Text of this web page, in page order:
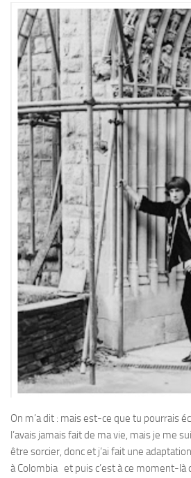
On m’a dit : mais est-ce que tu pourrais
l’avais jamais fait de ma vie, mais je me
être sorcier, donc et j’ai fait une
à Colombia et puis c’est à ce moment-